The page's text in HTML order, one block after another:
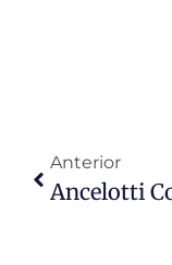
Anterior